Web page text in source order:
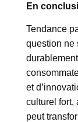
En
Tendance
question ne
et
culturel fort,
peut